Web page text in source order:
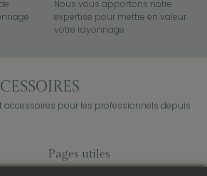
Nous vous apportons notre
expertise pour mettre en valeur
votre rayonnage
accessoires pour les professionnels depuis
Pages utiles